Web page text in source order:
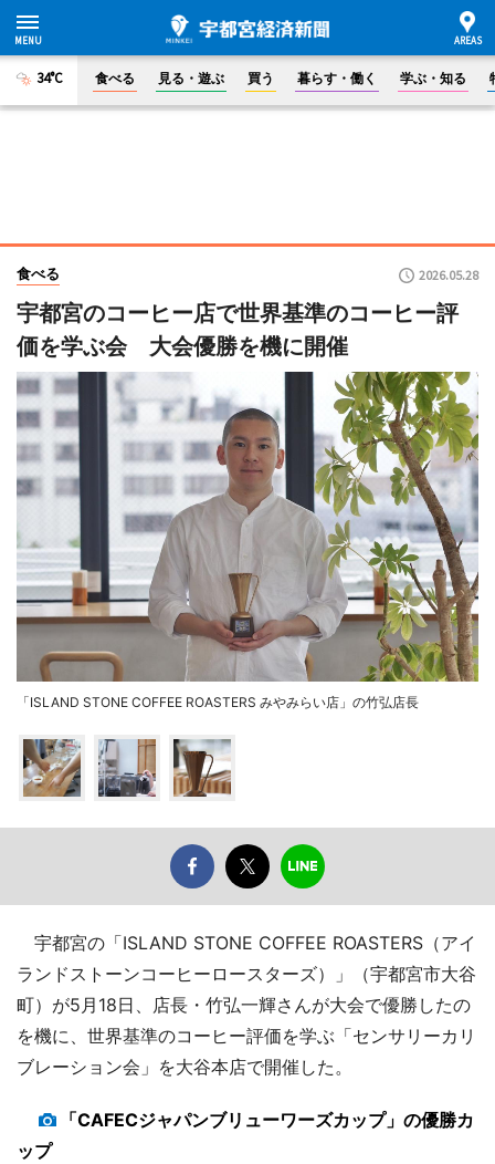
34°C 食べる 見る・遊ぶ 買う 暮らす・働く 学ぶ・知る
食べる 2026.05.28
宇都宮のコーヒー店で世界基準のコーヒー評
価を学ぶ会 大会優勝を機に開催
「ISLAND STONE COFFEE ROASTERS みやみらい店」の竹弘店長
宇都宮の「ISLAND STONE COFFEE ROASTERS（アイ
ランドストーンコーヒーロースターズ）」（宇都宮市大谷
町）が5月18日、店長・竹弘一輝さんが大会で優勝したの
を機に、世界基準のコーヒー評価を学ぶ「センサリーカリ
ブレーション会」を大谷本店で開催した。
「CAFECジャパンブリューワーズカップ」の優勝カ
ップ